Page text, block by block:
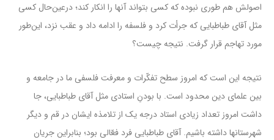
اصولش هم طورى نبوده که کسى بتواند آنها را انکار کند؛ درعین‌حال کسى
مثل آقاى طباطبایى که جرأت کرد و فلسفه را ادامه داد و عقب نزد، این‌طور
مورد تهاجم قرار گرفت. نتیجه چیست؟
نتیجه این است که امروز سطح تفکّرات و معرفت فلسفى ما در جامعه و
بین علماى دین محدود است. با بودنِ استادى مثل آقاى طباطبایى، جا
داشت امروز تعداد زیادى استاد درجه‌ یک از تلامذه ایشان در قم و دیگر
شهرستانها داشته باشیم. آقاى طباطبایى فرد فعّالى بود؛ بنابراین جریان